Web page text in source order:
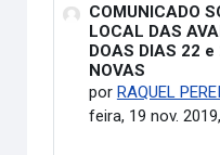
COMUNICADO
LOCAL DAS
DOAS DIAS 22
NOVAS
por RAQUEL
feira, 19 nov.
Número de